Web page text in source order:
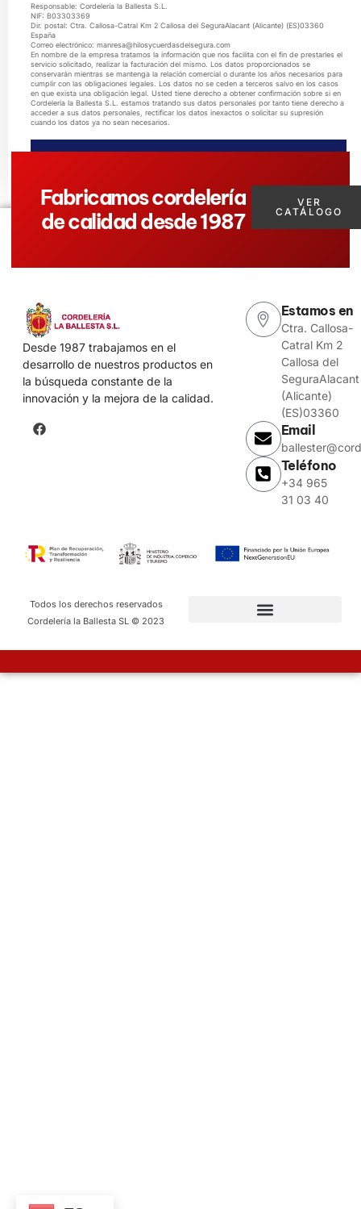
Responsable: Cordelería la Ballesta S.L.
NIF: B03303369
Dir. postal: Ctra. Callosa-Catral Km 2 Callosa del SeguraAlacant (Alicante) (ES)03360
España
Correo electrónico: manresa@hilosycuerdasdelsegura.com
En nombre de la empresa tratamos la información que nos facilita con el fin de prestarles el
servicio solicitado, realizar la facturación del mismo. Los datos proporcionados se
conservarán mientras se mantenga la relación comercial o durante los años necesarios para
cumplir con las obligaciones legales. Los datos no se ceden a terceros salvo en los casos
en que exista una obligación legal. Usted tiene derecho a obtener confirmación sobre si en
Cordelería la Ballesta S.L. estamos tratando sus datos personales por tanto tiene derecho a
acceder a sus datos personales, rectificar los datos inexactos o solicitar su supresión
cuando los datos ya no sean necesarios.
Fabricamos cordelería
de calidad desde 1987
VER
CATÁLOGO
Desde 1987 trabajamos en el
desarrollo de nuestros productos en
la búsqueda constante de la
innovación y la mejora de la calidad.
Estamos en
Ctra. Callosa-
Catral Km 2
Callosa del
SeguraAlacant
(Alicante)
(ES)03360
Email
Teléfono
+34 965
31 03 40
Todos los derechos reservados
Cordelería la Ballesta SL © 2023